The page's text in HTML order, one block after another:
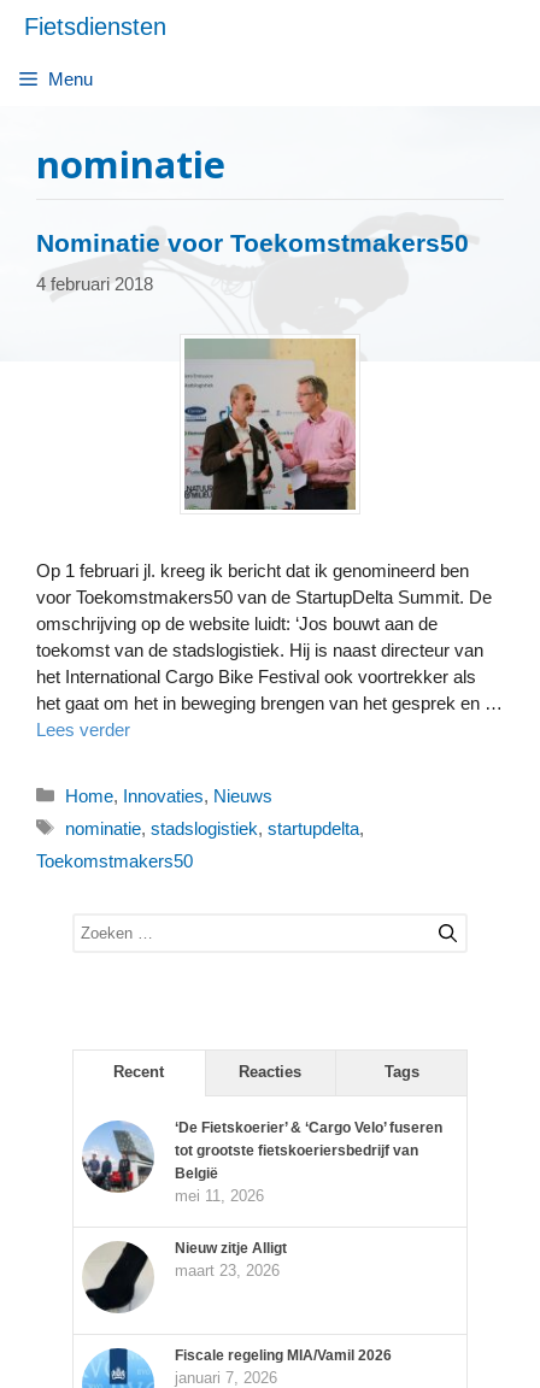
naar
inhoud
Fietsdiensten
Menu
nominatie
Nominatie voor Toekomstmakers50
4 februari 2018
Op 1 februari jl. kreeg ik bericht dat ik genomineerd ben
voor Toekomstmakers50 van de StartupDelta Summit. De
omschrijving op de website luidt: ‘Jos bouwt aan de
toekomst van de stadslogistiek. Hij is naast directeur van
het International Cargo Bike Festival ook voortrekker als
het gaat om het in beweging brengen van het gesprek en …
Lees verder
Categorieën
Home, Innovaties, Nieuws
Tags
nominatie, stadslogistiek, startupdelta,
Toekomstmakers50
Zoek
Recent Reacties Tags
‘De Fietskoerier’ & ‘Cargo Velo’ fuseren
tot grootste fietskoeriersbedrijf van
België
mei 11, 2026
Nieuw zitje Alligt
maart 23, 2026
Fiscale regeling MIA/Vamil 2026
januari 7, 2026